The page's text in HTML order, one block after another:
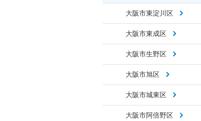
大阪市東淀川区
大阪市東成区
大阪市生野区
大阪市旭区
大阪市城東区
大阪市阿倍野区